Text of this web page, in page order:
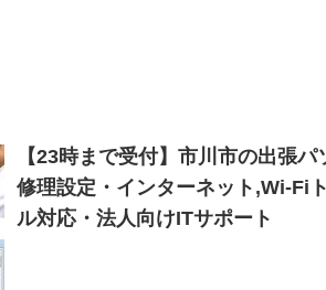
【23時まで受付】市川市の出張パ
修理設定・インターネット,Wi-Fi
ル対応・法人向けITサポート